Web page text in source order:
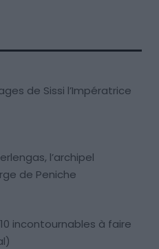
de Sissi l’Impératrice
l’archipel
de Peniche
incontournables à faire